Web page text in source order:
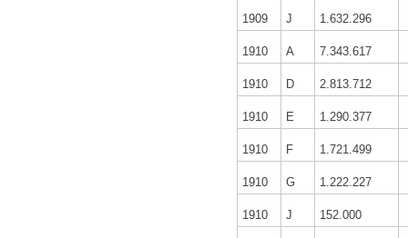
1909 J 1.632.296
1910 A 7.343.617
1910 D 2.813.712
1910 E 1.290.377
1910 F 1.721.499
1910 G 1.222.227
1910 J 152.000